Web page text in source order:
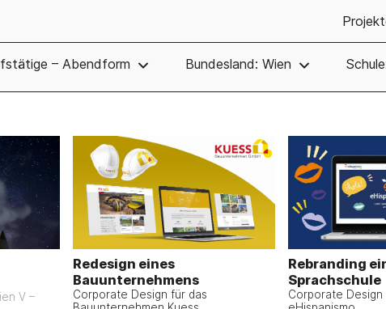
– Abendform Bundesland: Wien
V –
Redesign eines
Bauunternehmens
Corporate Design für das
Rebranding
Sprachschule
Corporate